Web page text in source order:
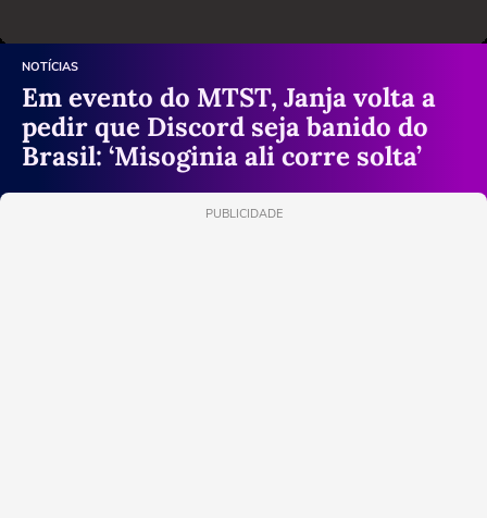
NOTÍCIAS
Em evento do MTST, Janja volta a
pedir que Discord seja banido do
Brasil: ‘Misoginia ali corre solta’
PUBLICIDADE